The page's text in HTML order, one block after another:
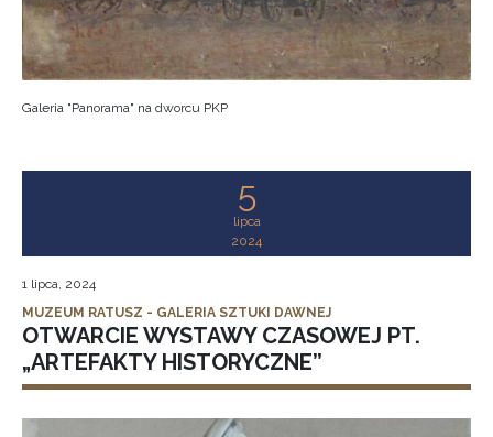
Galeria "Panorama" na dworcu PKP
5
lipca
2024
1 lipca, 2024
MUZEUM RATUSZ - GALERIA SZTUKI DAWNEJ
OTWARCIE WYSTAWY CZASOWEJ PT.
„ARTEFAKTY HISTORYCZNE”